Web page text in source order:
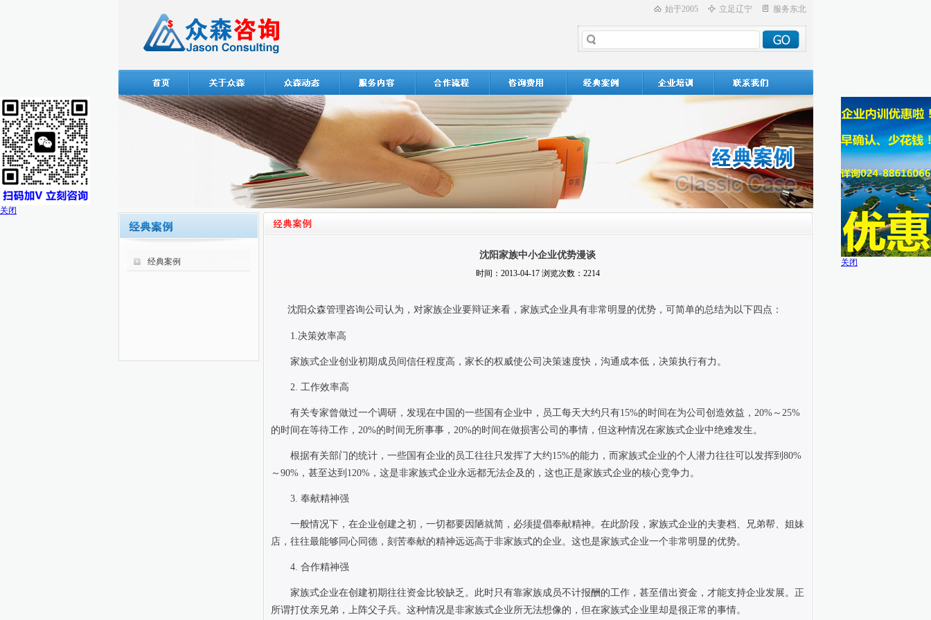
始于2005 立足辽宁 服务东北
经典案例
沈阳家族中小企业优势漫谈
时间：2013-04-17 浏览次数：2214
沈阳众森管理咨询公司认为，对家族企业要辩证来看，家族式企业具有非常明显的优势，可简单的总结为以下四点：
1. 决策效率高
家族式企业创业初期成员间信任程度高，家长的权威使公司决策速度快，沟通成本低，决策执行有力。
2. 工作效率高
有关专家曾做过一个调研，发现在中国的一些国有企业中，员工每天大约只有15%的时间在为公司创造效益， 20%～ 25%
的时间在等待工作， 20%的时间无所事事， 20%的时间在做损害公司的事情，但这种情况在家族式企业中绝难发生。
根据有关部门的统计，一些国有企业的员工往往只发挥了大约15%的能力，而家族式企业的个人潜力往往可以发挥到80%
～90% ，甚至达到 120% ，这是非家族式企业永远都无法企及的，这也正是家族式企业的核心竞争力。
3. 奉献精神强
一般情况下，在企业创建之初，一切都要因陋就简，必须提倡奉献精神。在此阶段，家族式企业的夫妻档、兄弟帮、姐妹
店，往往最能够同心同德，刻苦奉献的精神远远高于非家族式的企业。这也是家族式企业一个非常明显的优势。
4. 合作精神强
家族式企业在创建初期往往资金比较缺乏。此时只有靠家族成员不计报酬的工作，甚至借出资金，才能支持企业发展。正
所谓打仗亲兄弟，上阵父子兵。这种情况是非家族式企业所无法想像的，但在家族式企业里却是很正常的事情。
关闭
关闭